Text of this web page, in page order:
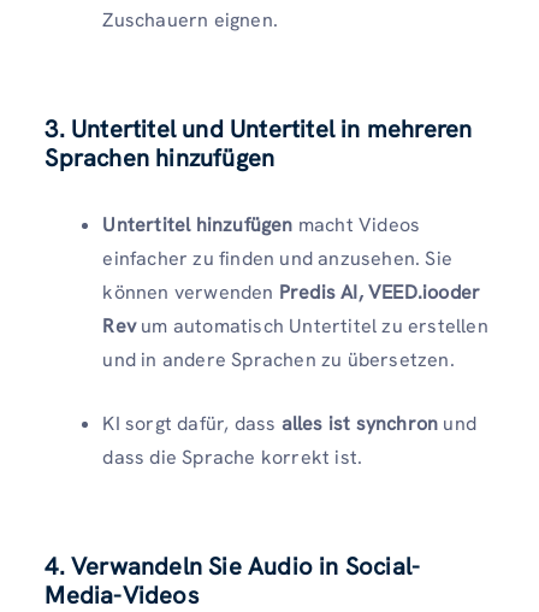
Zuschauern eignen.
3. Untertitel und Untertitel in mehreren
Sprachen hinzufügen
Untertitel hinzufügen macht Videos
einfacher zu finden und anzusehen. Sie
können verwenden Predis AI, VEED.iooder
Revum automatisch Untertitel zu erstellen
und in andere Sprachen zu übersetzen.
KI sorgt dafür, dass alles ist synchron und
dass die Sprache korrekt ist.
4. Verwandeln Sie Audio in Social-
Media-Videos